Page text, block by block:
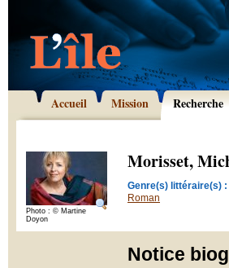
Accueil Mission Recherche
Photo : © Martine
Doyon
Morisset,
Genre(s) littéraire(s) :
Roman
Notice